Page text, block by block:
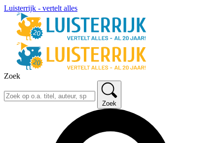
Luisterrijk - vertelt alles
Zoek
Zoek